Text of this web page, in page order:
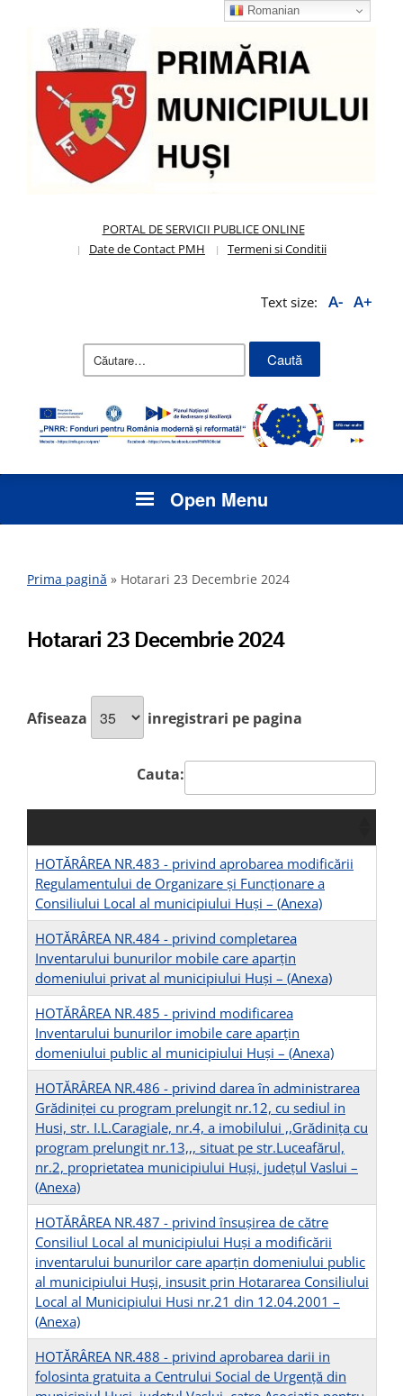
PORTAL DE SERVICII PUBLICE ONLINE
Date de Contact PMH
Termeni si Conditii
Text size: A- A+
Caută
Open Menu
Prima pagină » Hotarari 23 Decembrie 2024
Hotarari 23 Decembrie 2024
Afiseaza inregistrari pe pagina
Cauta:
HOTĂRÂREA NR.483 - privind aprobarea modificării
Regulamentului de Organizare şi Funcţionare a
Consiliului Local al municipiului Huşi – (Anexa)
HOTĂRÂREA NR.484 - privind completarea
Inventarului bunurilor mobile care aparțin
domeniului privat al municipiului Huși – (Anexa)
HOTĂRÂREA NR.485 - privind modificarea
Inventarului bunurilor imobile care aparțin
domeniului public al municipiului Huși – (Anexa)
HOTĂRÂREA NR.486 - privind darea în administrarea
Grădiniței cu program prelungit nr.12, cu sediul in
Husi, str. I.L.Caragiale, nr.4, a imobilului ,,Grădinița cu
program prelungit nr.13,,, situat pe str.Luceafărul,
nr.2, proprietatea municipiului Huși, județul Vaslui –
(Anexa)
HOTĂRÂREA NR.487 - privind însuşirea de către
Consiliul Local al municipiului Huși a modificării
inventarului bunurilor care aparţin domeniului public
al municipiului Huşi, insusit prin Hotararea Consiliului
Local al Municipiului Husi nr.21 din 12.04.2001 –
(Anexa)
HOTĂRÂREA NR.488 - privind aprobarea darii in
folosinta gratuita a Centrului Social de Urgență din
Romanian